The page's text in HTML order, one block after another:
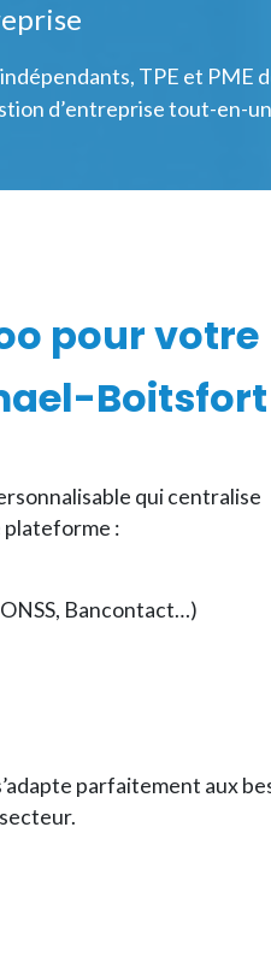
TPE et PME
d’entreprise tout-en-
pour votre
Boitsfort
qui centralise
plateforme :
Bancontact…)
parfaitement aux